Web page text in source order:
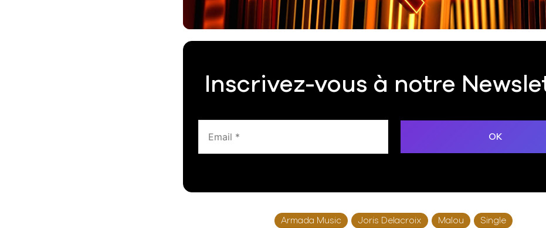
Inscrivez-vous à notre
Armada Music Joris Delacroix Malou Single